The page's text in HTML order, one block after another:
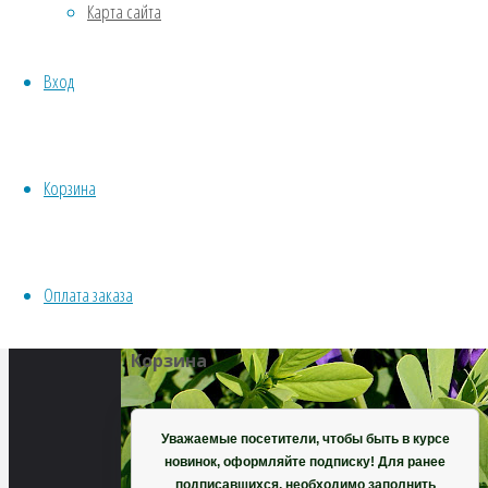
Карта сайта
Вход
Корзина
Оплата заказа
Водные
Весь перечень семян магазина
Кашпо, горшки
Корзина
Уважаемые посетители, чтобы быть в курсе
новинок, оформляйте подписку! Для ранее